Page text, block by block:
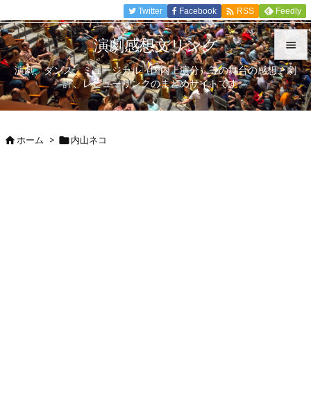


メニュ

Twitter Facebook  RSS Feedly
演劇感想文リンク
演劇、ダンス、ミュージカル（国内上演分）等の舞台の感想、劇
評、レビューリンクのまとめサイトです。
ホーム > 内山ネコ